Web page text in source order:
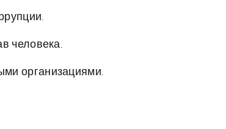
человека.
организациями.